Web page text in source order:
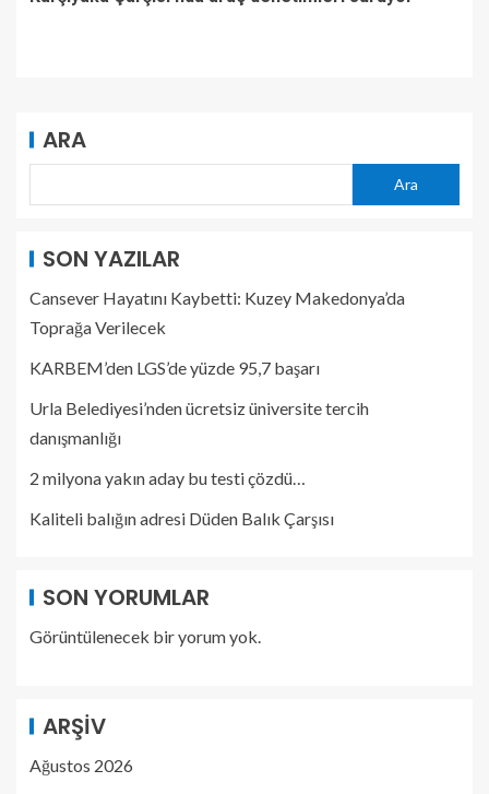
ARA
Ara
SON YAZILAR
Cansever Hayatını Kaybetti: Kuzey Makedonya’da
Toprağa Verilecek
KARBEM’den LGS’de yüzde 95,7 başarı
Urla Belediyesi’nden ücretsiz üniversite tercih
danışmanlığı
2 milyona yakın aday bu testi çözdü…
Kaliteli balığın adresi Düden Balık Çarşısı
SON YORUMLAR
Görüntülenecek bir yorum yok.
ARŞIV
Ağustos 2026